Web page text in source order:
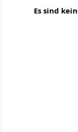
Es sind